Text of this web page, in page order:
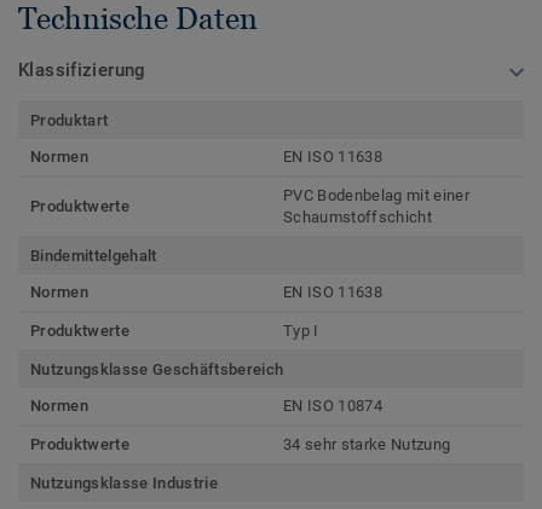
Technische Daten
Klassifizierung
Produktart
Normen
EN ISO 11638
Produktwerte
PVC Bodenbelag mit einer
Schaumstoffschicht
Bindemittelgehalt
Normen
EN ISO 11638
Produktwerte Typ I
Nutzungsklasse Geschäftsbereich
Normen
EN ISO 10874
Produktwerte 34 sehr starke Nutzung
Nutzungsklasse Industrie